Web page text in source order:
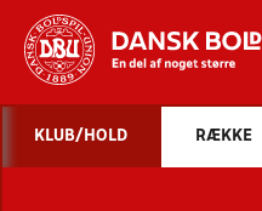
KLUB/HOLD RÆKKE